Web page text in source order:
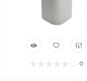
0